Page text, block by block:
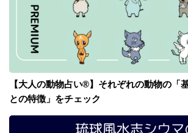
【大人の動物占い®】それぞれの動物の「
との特徴」をチェック